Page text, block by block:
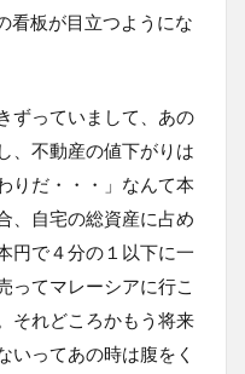
看板が目立つようにな
ずっていまして、あの
、不動産の値下がりは
りだ・・・」なんて本
、自宅の総資産に占め
円で４分の１以下に一
ってマレーシアに行こ
それどころかもう将来
いってあの時は腹をく